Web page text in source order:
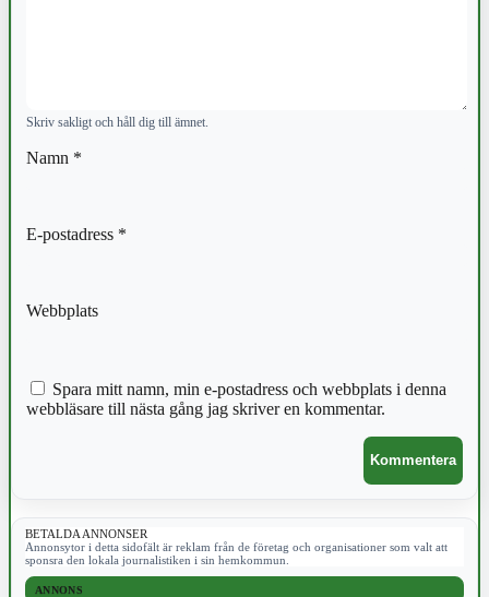
Skriv sakligt och håll dig till ämnet.
Namn *
E-postadress *
Webbplats
Spara mitt namn, min e-postadress och webbplats i denna
webbläsare till nästa gång jag skriver en kommentar.
BETALDA ANNONSER
Annonsytor i detta sidofält är reklam från de företag och organisationer som valt att
sponsra den lokala journalistiken i sin hemkommun.
ANNONS